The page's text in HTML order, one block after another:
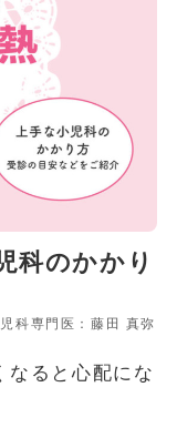
科のかかり
科専門医：藤田 真弥
なると心配にな